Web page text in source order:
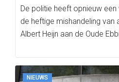
De politie heeft opnieuw
de heftige mishandeling van
Albert Heijn aan de Oude
NIEUWS